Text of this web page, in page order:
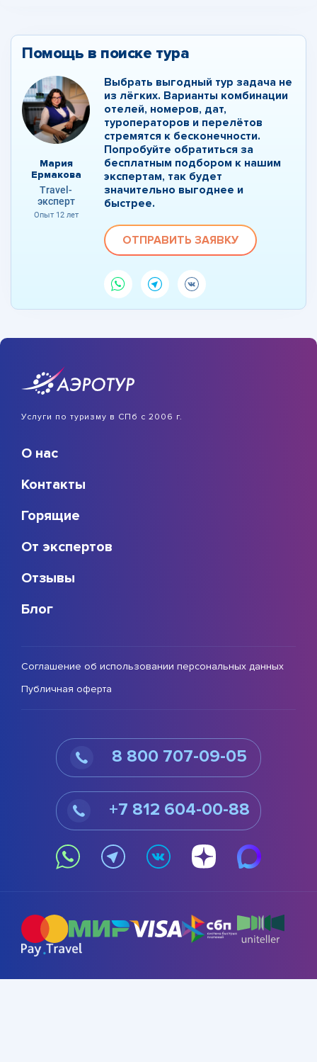
Помощь в поиске тура
Мария
Ермакова
Travel-
эксперт
Опыт 12 лет
Выбрать выгодный тур задача не
из лёгких. Варианты комбинации
отелей, номеров, дат,
туроператоров и перелётов
стремятся к бесконечности.
Попробуйте обратиться за
бесплатным подбором к нашим
экспертам, так будет
значительно выгоднее и
быстрее.
ОТПРАВИТЬ ЗАЯВКУ
Услуги по туризму в СПб с 2006 г.
О нас
Контакты
Горящие
От экспертов
Отзывы
Блог
Соглашение об использовании персональных данных
Публичная оферта
8 800 707-09-05
+7 812 604-00-88